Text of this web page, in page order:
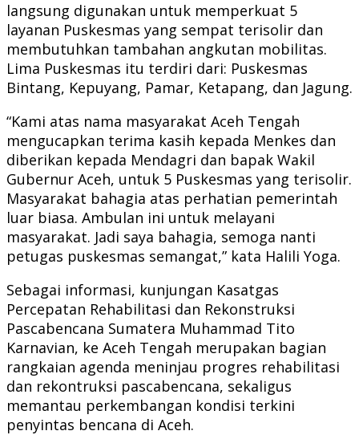
langsung digunakan untuk memperkuat 5
layanan Puskesmas yang sempat terisolir dan
membutuhkan tambahan angkutan mobilitas.
Lima Puskesmas itu terdiri dari: Puskesmas
Bintang, Kepuyang, Pamar, Ketapang, dan Jagung.
“Kami atas nama masyarakat Aceh Tengah
mengucapkan terima kasih kepada Menkes dan
diberikan kepada Mendagri dan bapak Wakil
Gubernur Aceh, untuk 5 Puskesmas yang terisolir.
Masyarakat bahagia atas perhatian pemerintah
luar biasa. Ambulan ini untuk melayani
masyarakat. Jadi saya bahagia, semoga nanti
petugas puskesmas semangat,” kata Halili Yoga.
Sebagai informasi, kunjungan Kasatgas
Percepatan Rehabilitasi dan Rekonstruksi
Pascabencana Sumatera Muhammad Tito
Karnavian, ke Aceh Tengah merupakan bagian
rangkaian agenda meninjau progres rehabilitasi
dan rekontruksi pascabencana, sekaligus
memantau perkembangan kondisi terkini
penyintas bencana di Aceh.